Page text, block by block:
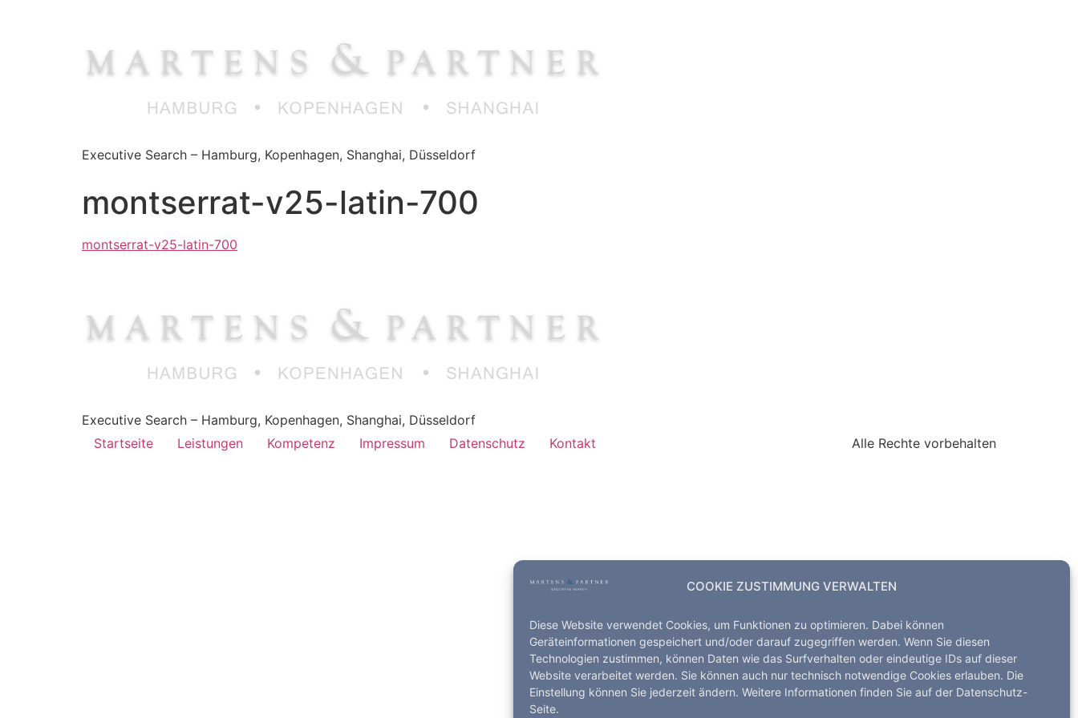
COOKIE ZUSTIMMUNG VERWALTEN
Diese Website verwendet Cookies, um Funktionen zu optimieren. Dabei können
Geräteinformationen gespeichert und/oder darauf zugegriffen werden. Wenn Sie diesen
Technologien zustimmen, können Daten wie das Surfverhalten oder eindeutige IDs auf dieser
Website verarbeitet werden. Sie können auch nur technisch notwendige Cookies erlauben. Die
Einstellung können Sie jederzeit ändern. Weitere Informationen finden Sie auf der Datenschutz-
Seite.
Executive Search – Hamburg, Kopenhagen, Shanghai, Düsseldorf
montserrat-v25-latin-700
montserrat-v25-latin-700
Executive Search – Hamburg, Kopenhagen, Shanghai, Düsseldorf
Startseite
Leistungen Kompetenz Impressum Datenschutz Kontakt Alle Rechte vorbehalten